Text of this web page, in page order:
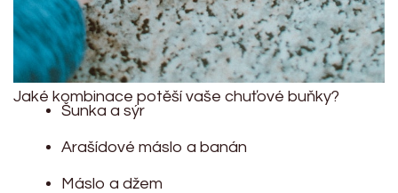
Jaké kombinace potěší vaše chuťové buňky?
Šunka a sýr
Arašídové máslo a banán
Máslo a džem